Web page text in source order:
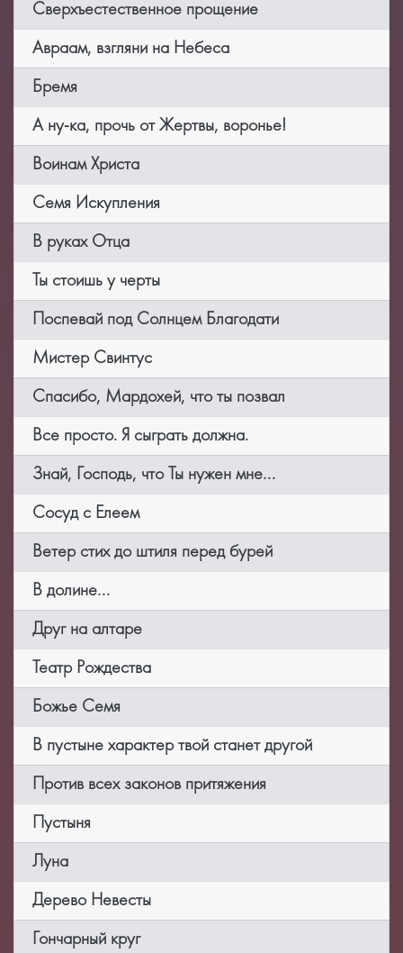
Сверхъестественное прощение
Авраам, взгляни на Небеса
Бремя
А ну-ка, прочь от Жертвы, воронье!
Воинам Христа
Семя Искупления
В руках Отца
Ты стоишь у черты
Поспевай под Солнцем Благодати
Мистер Свинтус
Спасибо, Мардохей, что ты позвал
Все просто. Я сыграть должна.
Знай, Господь, что Ты нужен мне...
Сосуд с Елеем
Ветер стих до штиля перед бурей
В долине...
Друг на алтаре
Театр Рождества
Божье Семя
В пустыне характер твой станет другой
Против всех законов притяжения
Пустыня
Луна
Дерево Невесты
Гончарный круг